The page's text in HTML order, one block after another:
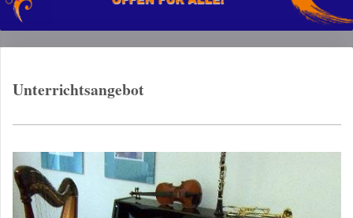
Unterrichtsangebot